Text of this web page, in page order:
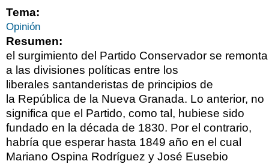
Tema:
Opinión
Resumen:
el surgimiento del Partido Conservador se remonta
a las divisiones políticas entre los
liberales santanderistas de principios de
la República de la Nueva Granada. Lo anterior, no
significa que el Partido, como tal, hubiese sido
fundado en la década de 1830. Por el contrario,
habría que esperar hasta 1849 año en el cual
Mariano Ospina Rodríguez y José Eusebio